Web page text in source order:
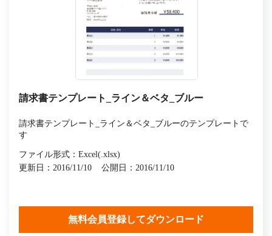
請求書テンプレート_ライン＆ベタ_ブルー
請求書テンプレート_ライン＆ベタ_ブルーのテンプレートで
す
ファイル形式：Excel(.xlsx)
更新日：2016/11/10
公開日：2016/11/10
無料会員登録してダウンロード